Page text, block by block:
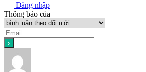
Đăng nhập
Thông báo của